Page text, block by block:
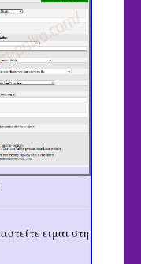
ειμαι στη